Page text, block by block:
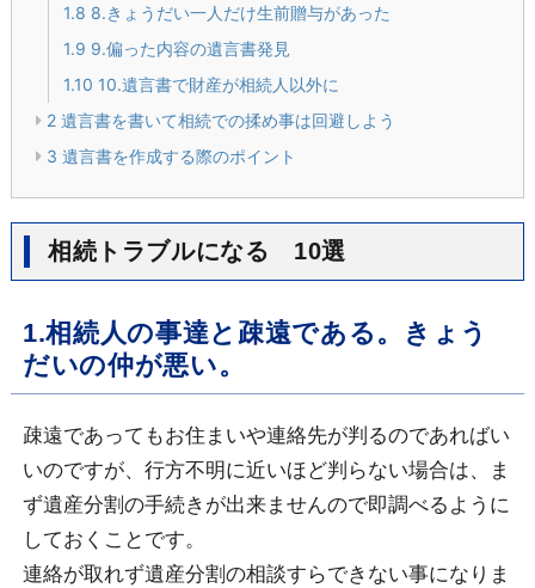
1.8 8.きょうだい一人だけ生前贈与があった
1.9 9.偏った内容の遺言書発見
1.10 10.遺言書で財産が相続人以外に
2遺言書を書いて相続での揉め事は回避しよう
3 遺言書を作成する際のポイント
相続トラブルになる 10選
1.相続人の事達と疎遠である。きょう
だいの仲が悪い。
疎遠であってもお住まいや連絡先が判るのであればい
いのですが、行方不明に近いほど判らない場合は、ま
ず遺産分割の手続きが出来ませんので即調べるように
しておくことです。
連絡が取れず遺産分割の相談すらできない事になりま